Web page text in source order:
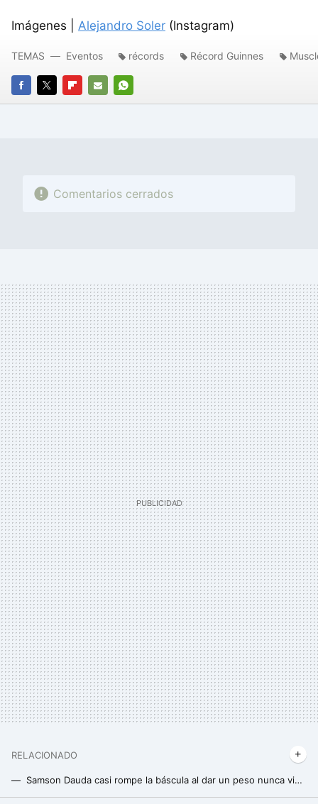
Imágenes | Alejandro Soler (Instagram)
FACEBOOK
TWITTERFLIPBOARD
E-
WHATSAPP
TEMAS Eventos récords Récord Guinnes
Comentarios cerrados
RELACIONADO
Samson Dauda casi rompe la báscula al dar un peso nunca visto antes en un campeón del Mr. Olympia